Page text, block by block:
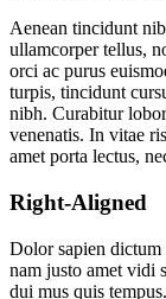
Aenean tincidunt
ullamcorper tellus,
orci ac purus
turpis, tincidunt
nibh. Curabitur
venenatis. In vitae
amet porta lectus,
Right-Aligned
Dolor sapien
nam justo amet vidi
dui mus quis tempus.